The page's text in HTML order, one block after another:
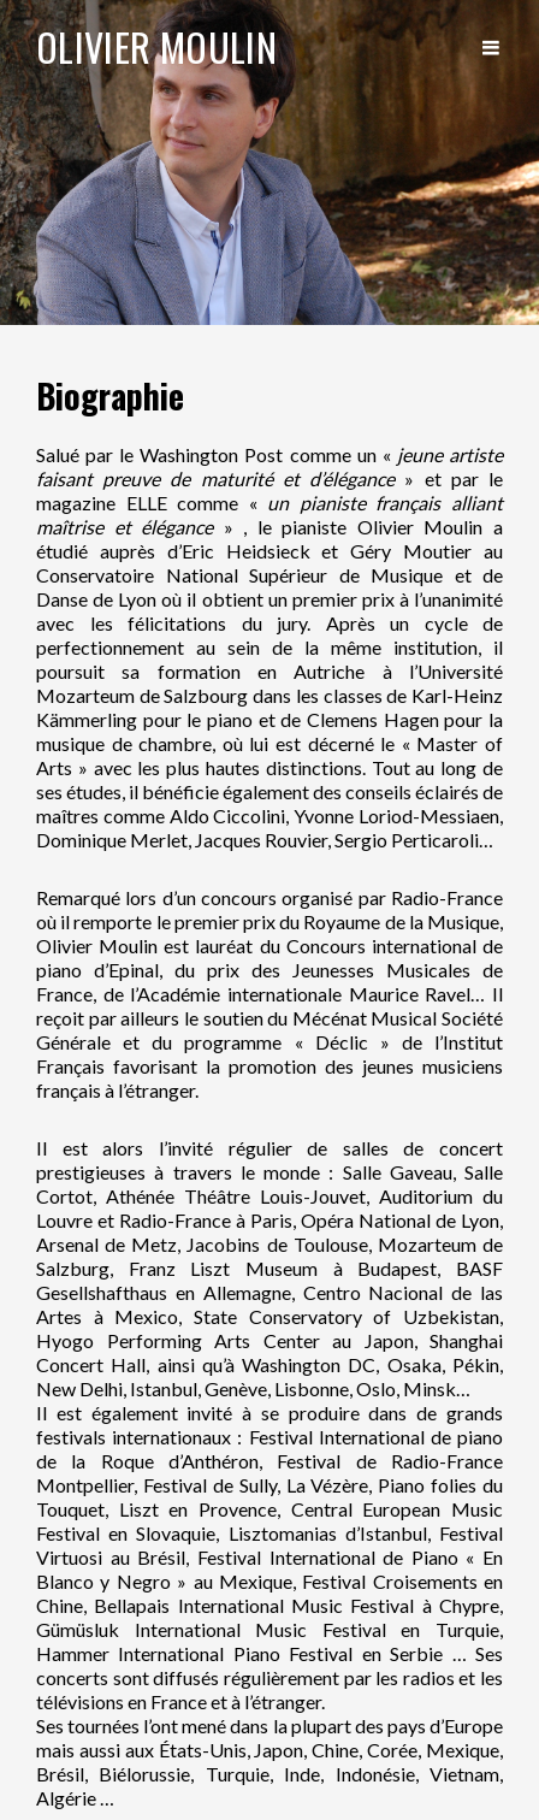
OLIVIER MOULIN
Biographie
Salué par le Washington Post comme un « jeune artiste
faisant preuve de maturité et d’élégance» et par le
magazine ELLE comme « un pianiste français alliant
maîtrise et élégance» , le pianiste Olivier Moulin a
étudié auprès d’Eric Heidsieck et Géry Moutier au
Conservatoire National Supérieur de Musique et de
Danse de Lyon où il obtient un premier prix à l’unanimité
avec les félicitations du jury. Après un cycle de
perfectionnement au sein de la même institution, il
poursuit sa formation en Autriche à l’Université
Mozarteum de Salzbourg dans les classes de Karl-Heinz
Kämmerling pour le piano et de Clemens Hagen pour la
musique de chambre, où lui est décerné le « Master of
Arts » avec les plus hautes distinctions. Tout au long de
ses études, il bénéficie également des conseils éclairés de
maîtres comme Aldo Ciccolini, Yvonne Loriod-Messiaen,
Dominique Merlet, Jacques Rouvier, Sergio Perticaroli…
Remarqué lors d’un concours organisé par Radio-France
où il remporte le premier prix du Royaume de la Musique,
Olivier Moulin est lauréat du Concours international de
piano d’Epinal, du prix des Jeunesses Musicales de
France, de l’Académie internationale Maurice Ravel… Il
reçoit par ailleurs le soutien du Mécénat Musical Société
Générale et du programme « Déclic » de l’Institut
Français favorisant la promotion des jeunes musiciens
français à l’étranger.
Il est alors l’invité régulier de salles de concert
prestigieuses à travers le monde : Salle Gaveau, Salle
Cortot, Athénée Théâtre Louis-Jouvet, Auditorium du
Louvre et Radio-France à Paris, Opéra National de Lyon,
Arsenal de Metz, Jacobins de Toulouse, Mozarteum de
Salzburg, Franz Liszt Museum à Budapest, BASF
Gesellshafthaus en Allemagne, Centro Nacional de las
Artes à Mexico, State Conservatory of Uzbekistan,
Hyogo Performing Arts Center au Japon, Shanghai
Concert Hall, ainsi qu’à Washington DC, Osaka, Pékin,
New Delhi, Istanbul, Genève, Lisbonne, Oslo, Minsk…
Il est également invité à se produire dans de grands
festivals internationaux : Festival International de piano
de la Roque d’Anthéron, Festival de Radio-France
Montpellier, Festival de Sully, La Vézère, Piano folies du
Touquet, Liszt en Provence, Central European Music
Festival en Slovaquie, Lisztomanias d’Istanbul, Festival
Virtuosi au Brésil, Festival International de Piano « En
Blanco y Negro » au Mexique, Festival Croisements en
Chine, Bellapais International Music Festival à Chypre,
Gümüsluk International Music Festival en Turquie,
Hammer International Piano Festival en Serbie … Ses
concerts sont diffusés régulièrement par les radios et les
télévisions en France et à l’étranger.
Ses tournées l’ont mené dans la plupart des pays d’Europe
mais aussi aux États-Unis, Japon, Chine, Corée, Mexique,
Brésil, Biélorussie, Turquie, Inde, Indonésie, Vietnam,
Algérie …